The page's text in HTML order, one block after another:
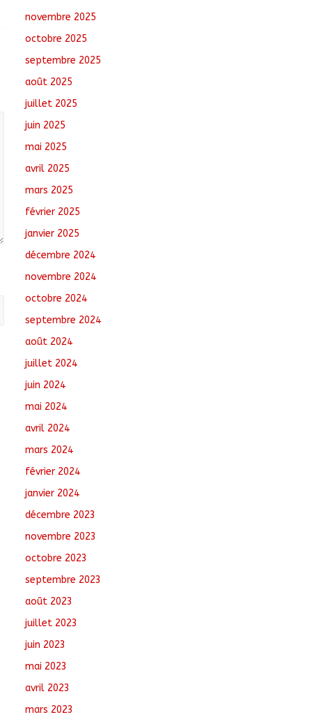
novembre 2025
octobre 2025
septembre 2025
août 2025
juillet 2025
juin 2025
mai 2025
avril 2025
mars 2025
février 2025
janvier 2025
décembre 2024
novembre 2024
octobre 2024
septembre 2024
août 2024
juillet 2024
juin 2024
mai 2024
avril 2024
mars 2024
février 2024
janvier 2024
décembre 2023
novembre 2023
octobre 2023
septembre 2023
août 2023
juillet 2023
juin 2023
mai 2023
avril 2023
mars 2023